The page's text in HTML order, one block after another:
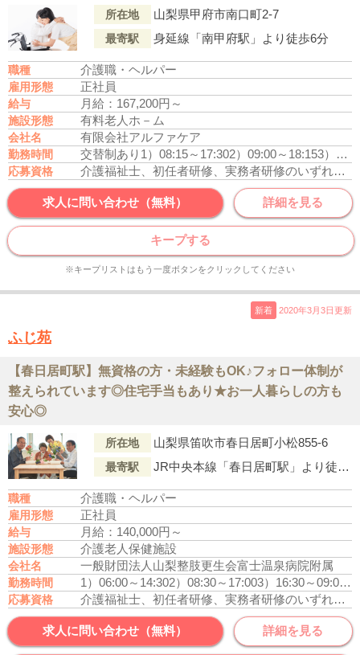
所在地 山梨県甲府市南口町2-7
最寄駅 身延線「南甲府駅」より徒歩6分
職種 介護職・ヘルパー
雇用形態 正社員
給与 月給：167,200円～
施設形態 有料老人ホ－ム
会社名 有限会社アルファケア
勤務時間 交替制あり 1）08:15～17:302）09:00～18:153）16:00～09:00
応募資格 介護福祉士、初任者研修、実務者研修のいずれかの資格をお持ちの方
求人に問い合わせ（無料） 詳細を見る
キープする
※キープリストはもう一度ボタンをクリックしてください
新着 2020年3月3日更新
ふじ苑
【春日居町駅】無資格の方・未経験もOK♪フォロー体制が
整えられています◎住宅手当もあり★お一人暮らしの方も
安心◎
所在地 山梨県笛吹市春日居町小松855-6
最寄駅 JR中央本線「春日居町駅」より徒歩17分
職種 介護職・ヘルパー
雇用形態 正社員
給与 月給：140,000円～
施設形態 介護老人保健施設
会社名 一般財団法人山梨整肢更生会富士温泉病院附属
勤務時間 1）06:00～14:302）08:30～17:003）16:30～09:00(休憩120分)
応募資格 介護福祉士、初任者研修、実務者研修のいずれかの資格をお持ちの方
求人に問い合わせ（無料） 詳細を見る